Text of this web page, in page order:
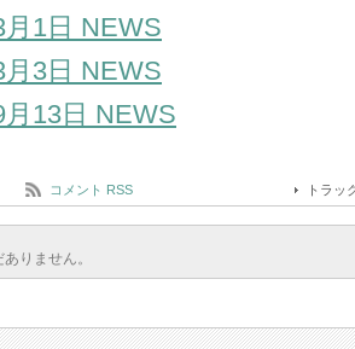
月1日 NEWS
月3日 NEWS
月13日 NEWS
コメント RSS トラ
りません。